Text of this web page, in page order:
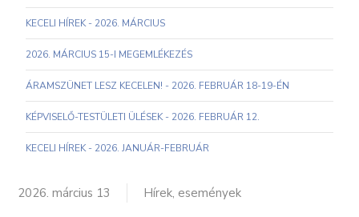
KECELI HÍREK - 2026. MÁRCIUS
2026. MÁRCIUS 15-I MEGEMLÉKEZÉS
ÁRAMSZÜNET LESZ KECELEN! - 2026. FEBRUÁR 18-19-ÉN
KÉPVISELŐ-TESTÜLETI ÜLÉSEK - 2026. FEBRUÁR 12.
KECELI HÍREK - 2026. JANUÁR-FEBRUÁR
2026. március 13 Hírek, események